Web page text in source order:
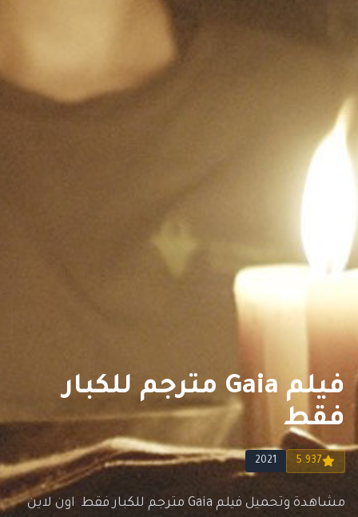
فيلم Gaia مترجم للكبار
فقط
5.937
2021
مشاهدة وتحميل فيلم Gaia مترجم للكبار فقط اون لاين